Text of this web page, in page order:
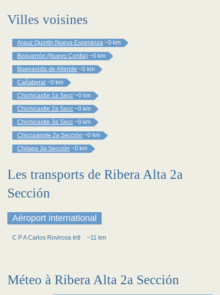
Villes voisines
Arauz Quintín Nueva Esperanza ~0 km
Boquerrón (Nuevo Centla) ~0 km
Buenavista de Allende ~0 km
Cañaberal ~0 km
Chichicastle 1a Secc ~0 km
Chichicastle 2a Secc ~0 km
Chichicastle 3a Secc ~0 km
Chicozapote 2a Sección ~0 km
Chilapa 3a Sección ~0 km
Les transports de Ribera Alta 2a
Sección
Aéroport international
C P A Carlos Rovirosa Intl ~11 km
Méteo à Ribera Alta 2a Sección